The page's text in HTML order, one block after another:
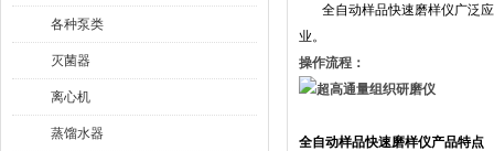
各种泵类
灭菌器
离心机
蒸馏水器
全自动样品快速磨样仪广泛
业。
操作流程：
全自动样品快速磨样仪产品特点